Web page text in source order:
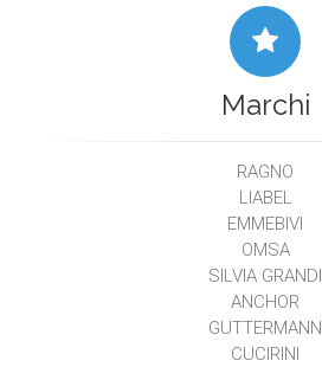
Marchi
RAGNO
LIABEL
EMMEBIVI
OMSA
SILVIA GRANDI
ANCHOR
GUTTERMANN
CUCIRINI